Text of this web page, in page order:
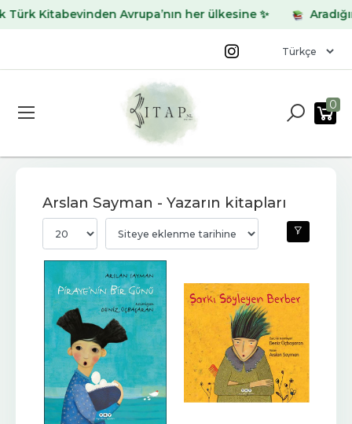
Avrupa’nın her ülkesine ✨ Aradığınız
0
Arslan Sayman - Yazarın kitapları